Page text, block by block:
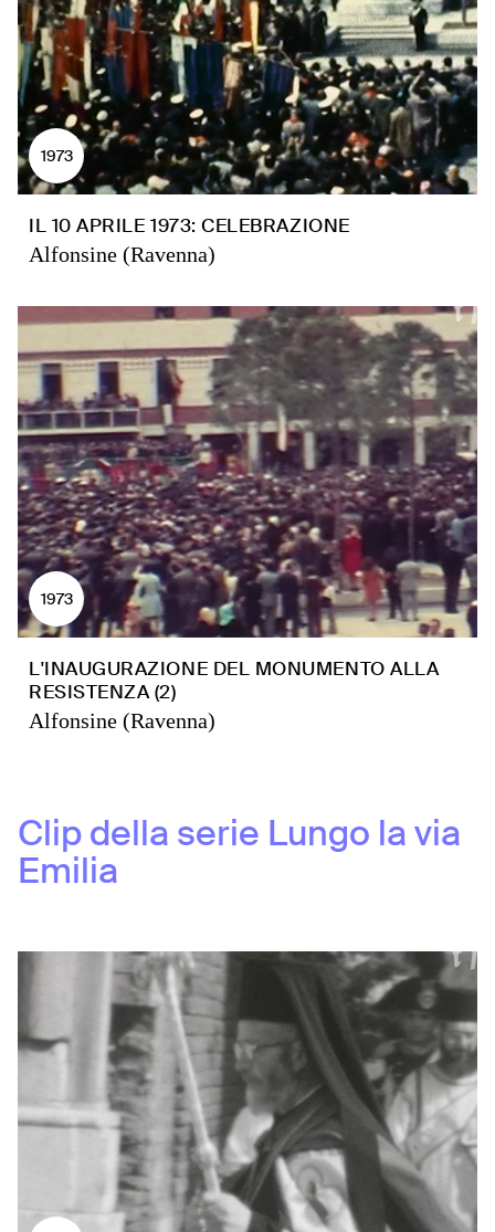
1973
IL 10 APRILE 1973: CELEBRAZIONE
Alfonsine (Ravenna)
1973
L'INAUGURAZIONE DEL MONUMENTO ALLA
RESISTENZA (2)
Alfonsine (Ravenna)
Clip della serie Lungo la via
Emilia